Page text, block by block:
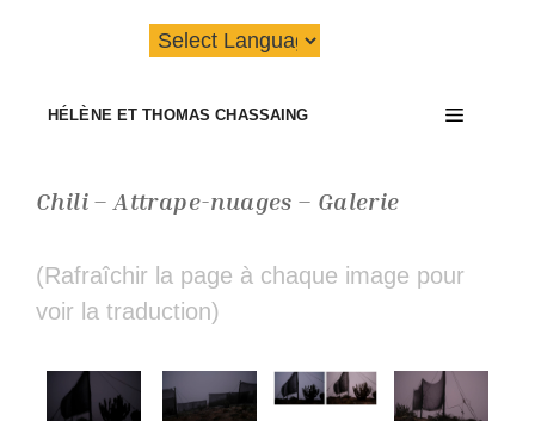
HÉLÈNE ET THOMAS CHASSAING Menu
Chili – Attrape-nuages – Galerie
(Rafraîchir la page à chaque image pour
voir la traduction)